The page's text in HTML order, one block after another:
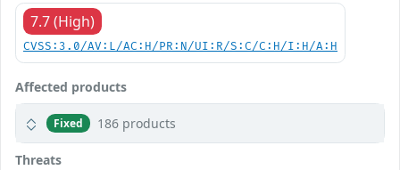
7.7 (High)
CVSS:3.0/AV:L/AC:H/PR:N/UI:R/S:C/C:H/I:H/A:H
Affected products
Fixed 186 products
Threats